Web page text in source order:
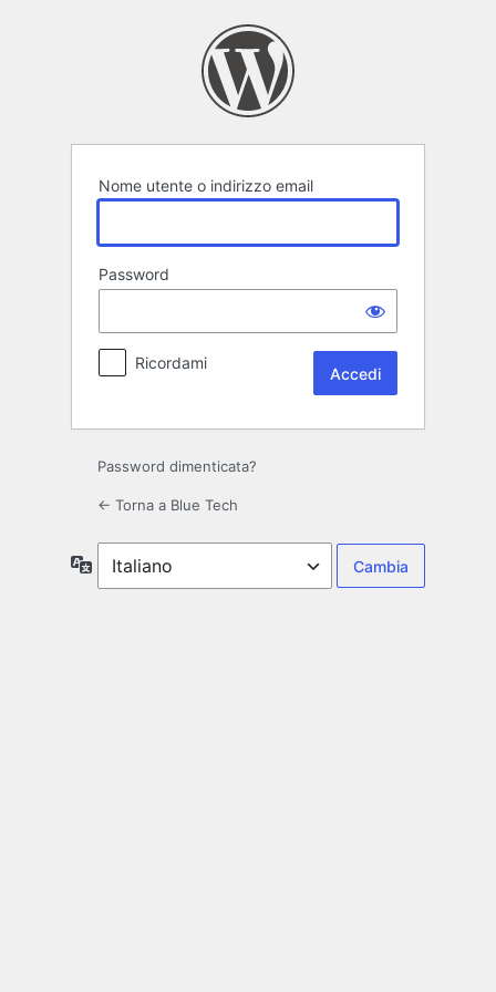
Nome utente o indirizzo email
Password
Ricordami
Password dimenticata?
← Torna a Blue Tech
Lingua